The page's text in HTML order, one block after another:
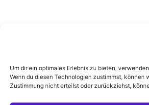
Um dir ein optimales Erlebnis zu bieten,
Wenn du diesen Technologien zustimmst, können
Zustimmung nicht erteilst oder zurückziehst,